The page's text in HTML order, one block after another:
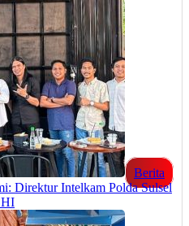
Berita
Direktur Intelkam Polda Sulsel